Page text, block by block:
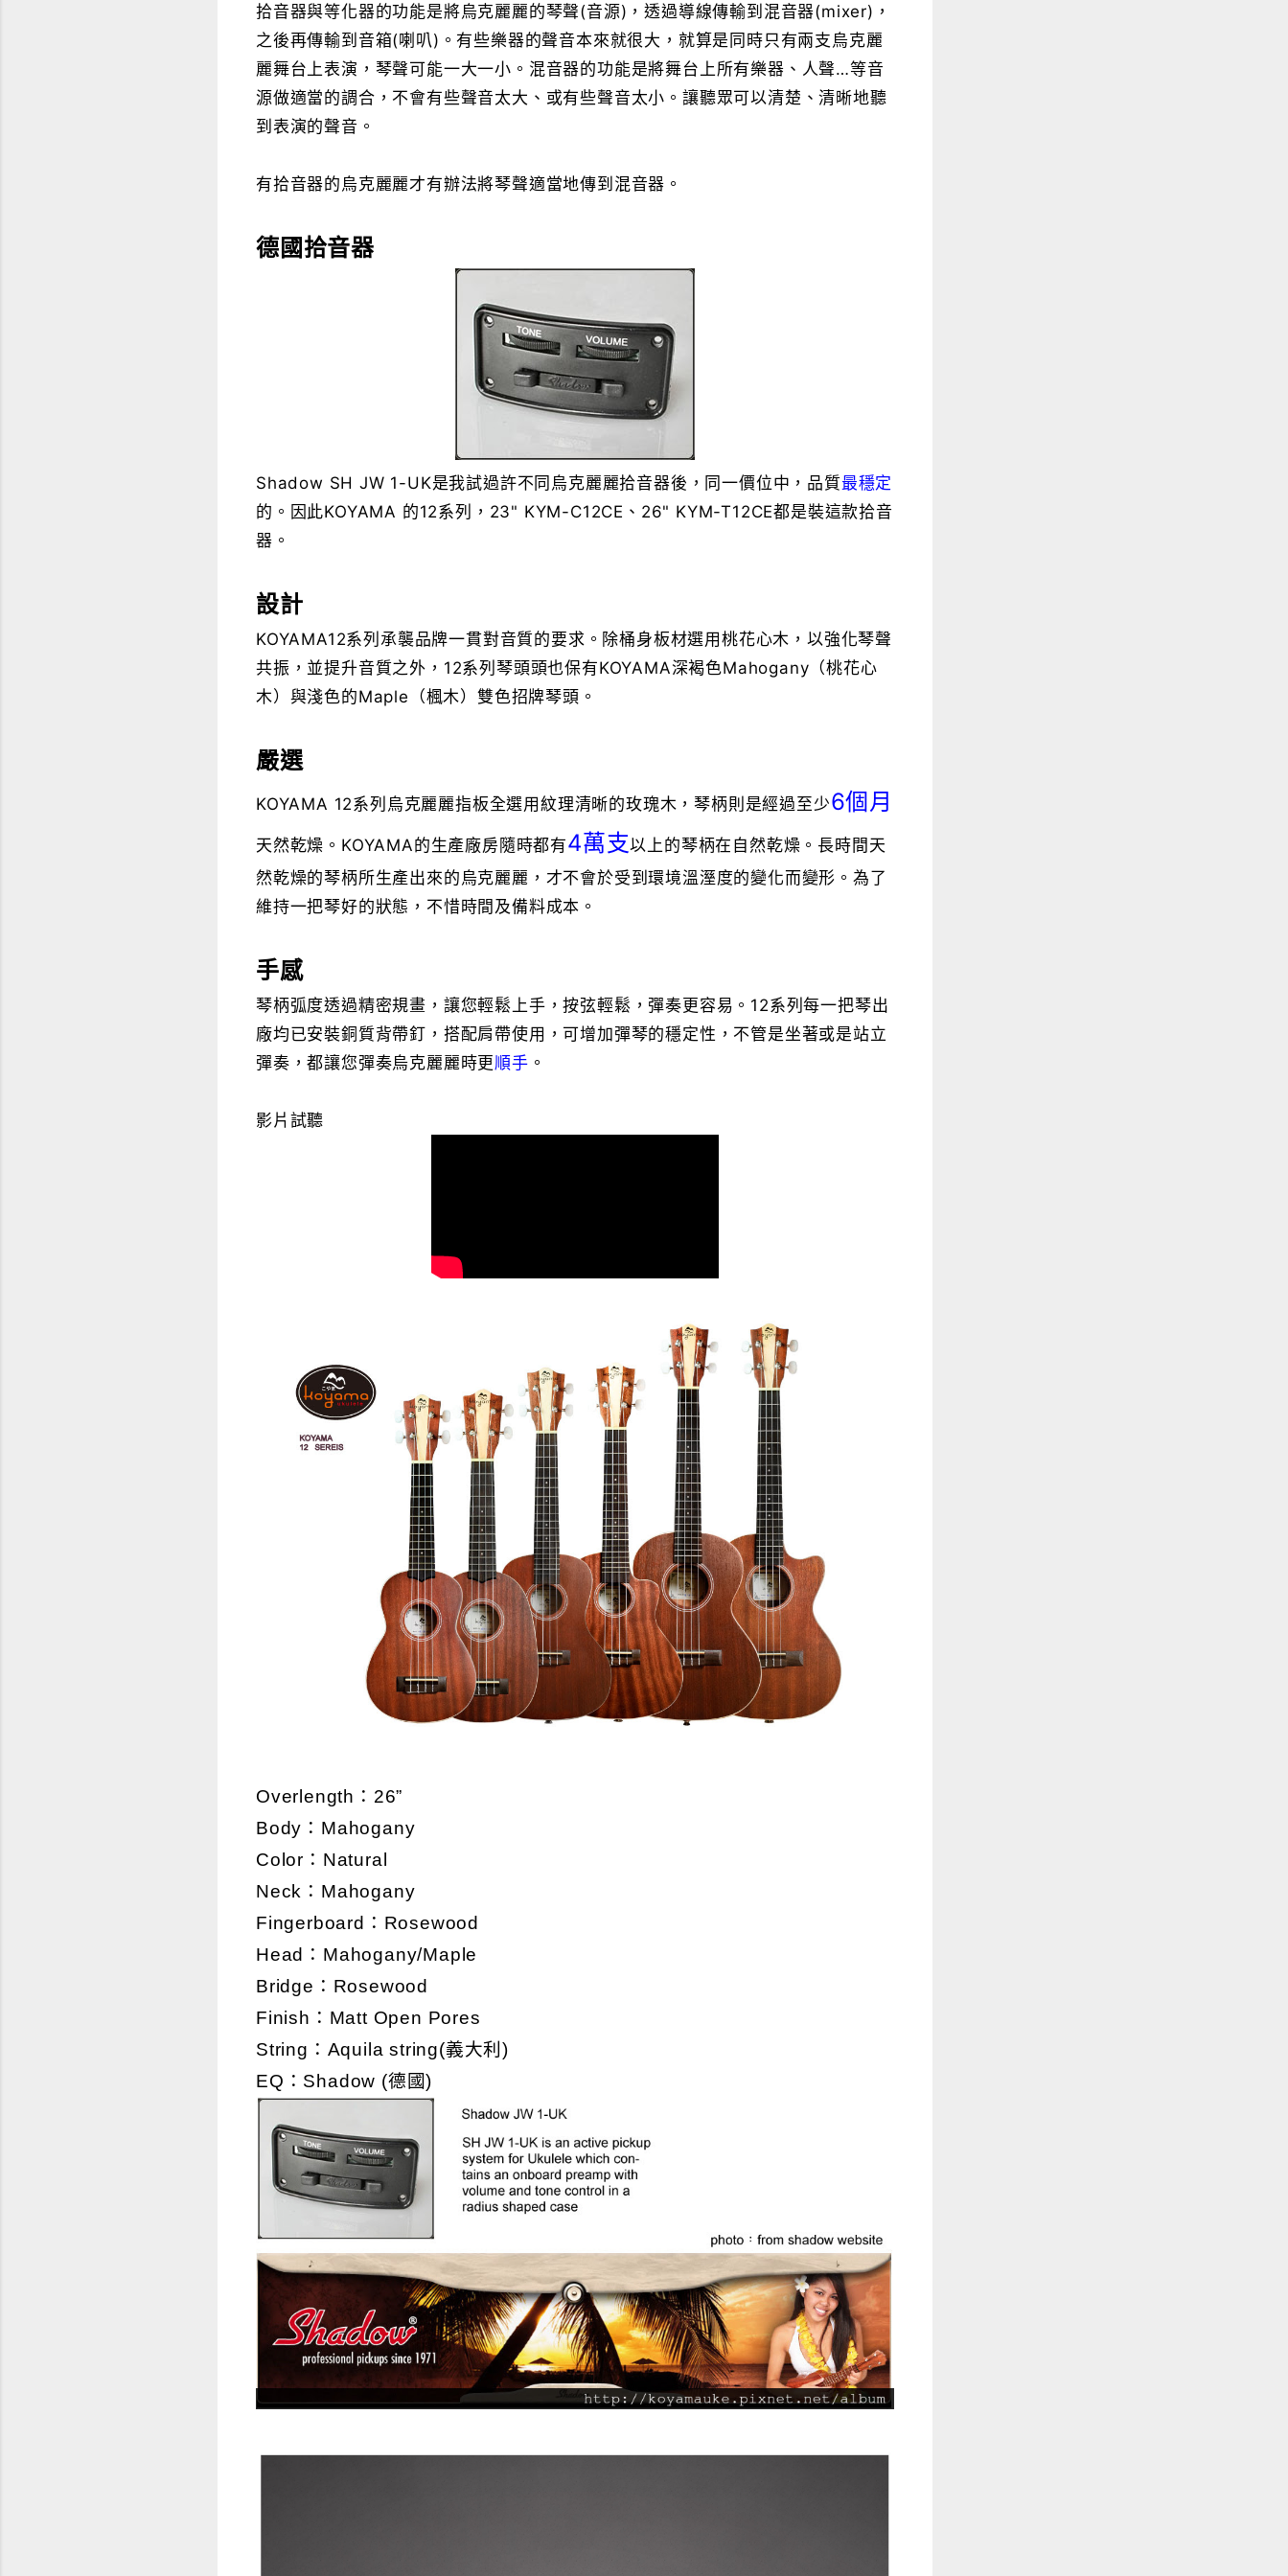
拾音器與等化器的功能是將烏克麗麗的琴聲(音源)，透過導線傳輸到混音器(mixer)，
之後再傳輸到音箱(喇叭)。有些樂器的聲音本來就很大，就算是同時只有兩支烏克麗
麗舞台上表演，琴聲可能一大一小。混音器的功能是將舞台上所有樂器、人聲…等音
源做適當的調合，不會有些聲音太大、或有些聲音太小。讓聽眾可以清楚、清晰地聽
到表演的聲音。
有拾音器的烏克麗麗才有辦法將琴聲適當地傳到混音器。
德國拾音器
Shadow SH JW 1-UK是我試過許不同烏克麗麗拾音器後，同一價位中，品質最穩定
的。因此KOYAMA 的12系列，23" KYM-C12CE、26" KYM-T12CE都是裝這款拾音
器。
設計
KOYAMA12系列承襲品牌一貫對音質的要求。除桶身板材選用桃花心木，以強化琴聲
共振，並提升音質之外，12系列琴頭頭也保有KOYAMA深褐色Mahogany（桃花心
木）與淺色的Maple（楓木）雙色招牌琴頭。
嚴選
KOYAMA 12系列烏克麗麗指板全選用紋理清晰的玫瑰木，琴柄則是經過至少6個月
天然乾燥。KOYAMA的生產廠房隨時都有4萬支以上的琴柄在自然乾燥。長時間天
然乾燥的琴柄所生產出來的烏克麗麗，才不會於受到環境溫溼度的變化而變形。為了
維持一把琴好的狀態，不惜時間及備料成本。
手感
琴柄弧度透過精密規畫，讓您輕鬆上手，按弦輕鬆，彈奏更容易。12系列每一把琴出
廠均已安裝銅質背帶釘，搭配肩帶使用，可增加彈琴的穩定性，不管是坐著或是站立
彈奏，都讓您彈奏烏克麗麗時更順手 。
影片試聽
Overlength：26”
Body：Mahogany
Color：Natural
Neck：Mahogany
Fingerboard：Rosewood
Head：Mahogany/Maple
Bridge：Rosewood
Finish：Matt Open Pores
String：Aquila string(義大利)
EQ：Shadow (德國)